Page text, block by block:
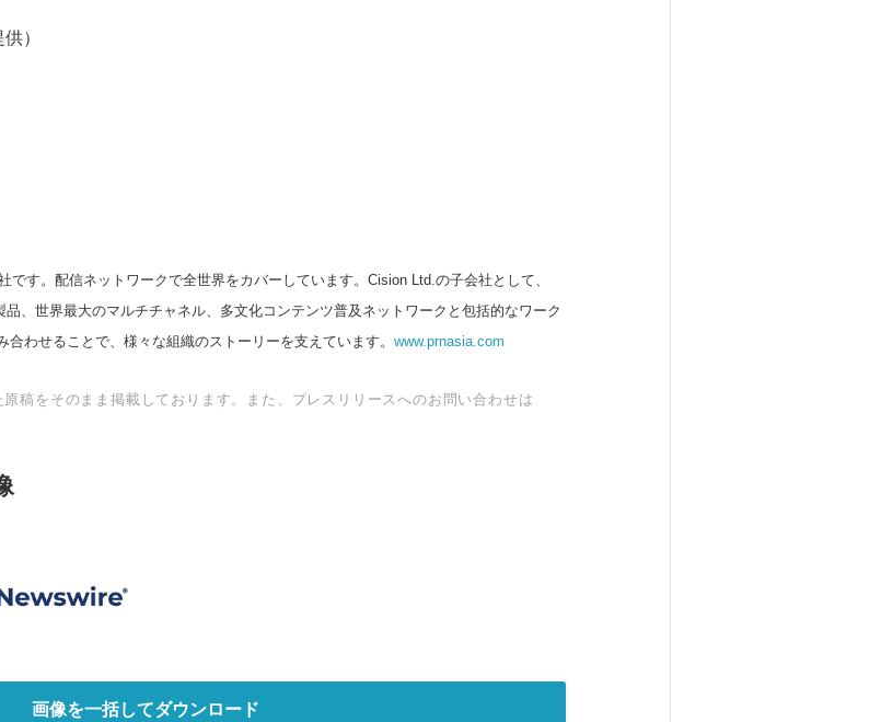
）
です。配信ネットワークで全世界をカバーしています。Cision Ltd.の子会社として、
、世界最大のマルチチャネル、多文化コンテンツ普及ネットワークと包括的なワーク
わせることで、様々な組織のストーリーを支えています。 www.prnasia.com
稿をそのまま掲載しております。また、プレスリリースへのお問い合わせは
画像を一括してダウンロード